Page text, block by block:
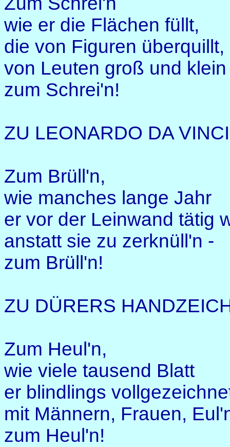
wie er die Flächen füllt,
die von Figuren überquillt,
von Leuten groß und klein
zum Schrei'n!
ZU LEONARDO DA
Zum Brüll'n,
wie manches lange Jahr
er vor der Leinwand tätig
anstatt sie zu zerknüll'n -
zum Brüll'n!
ZU DÜRERS
Zum Heul'n,
wie viele tausend Blatt
er blindlings
mit Männern, Frauen,
zum Heul'n!